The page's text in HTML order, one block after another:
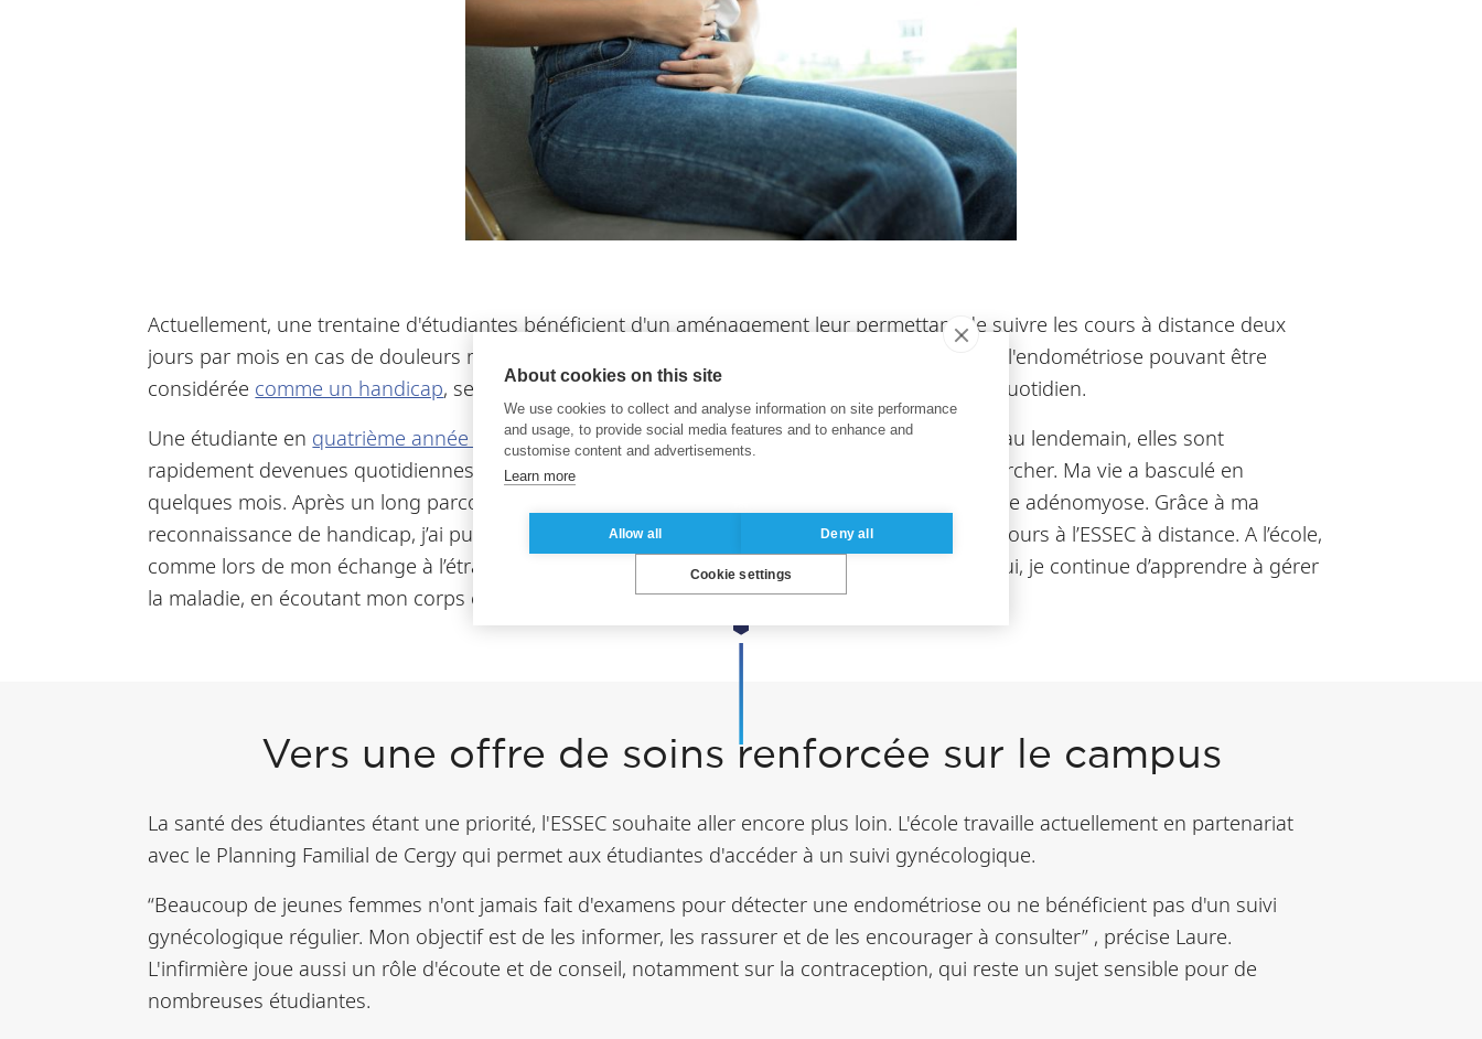
Actuellement, une trentaine d'étudiantes bénéficient d'un aménagement leur permettant de suivre les cours à distance deux
jours par mois en cas de douleurs menstruelles invalidantes. Une reconnaissance essentielle, l'endométriose pouvant être
considérée comme un handicap, selon la gravité des symptômes et les répercussions sur le quotidien.
Une étudiante en quatrième année de BBA, témoigne : “Mes douleurs sont apparues du jour au lendemain, elles sont
rapidement devenues quotidiennes et parfois insupportables, au point de m’empêcher de marcher. Ma vie a basculé en
quelques mois. Après un long parcours médical, on m’a diagnostiqué une endométriose et une adénomyose. Grâce à ma
reconnaissance de handicap, j’ai pu adapter mon quotidien et j’ai la possibilité de suivre mes cours à l’ESSEC à distance. A l’école,
comme lors de mon échange à l’étranger, le personnel est bienveillant et à l’écoute. Aujourd’hui, je continue d’apprendre à gérer
la maladie, en écoutant mon corps et en avançant pas à pas.”
Vers une offre de soins renforcée sur le campus
La santé des étudiantes étant une priorité, l'ESSEC souhaite aller encore plus loin. L'école travaille actuellement en partenariat
avec le Planning Familial de Cergy qui permet aux étudiantes d'accéder à un suivi gynécologique.
“Beaucoup de jeunes femmes n'ont jamais fait d'examens pour détecter une endométriose ou ne bénéficient pas d'un suivi
gynécologique régulier. Mon objectif est de les informer, les rassurer et de les encourager à consulter” , précise Laure.
L'infirmière joue aussi un rôle d'écoute et de conseil, notamment sur la contraception, qui reste un sujet sensible pour de
nombreuses étudiantes.
About cookies on this site
We use cookies to collect and analyse information on site performance
and usage, to provide social media features and to enhance and
customise content and advertisements.
Learn more
Allow all Deny all
Cookie settings